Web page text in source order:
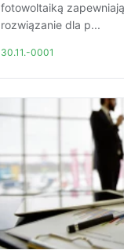
fotowoltaiką
rozwiązanie dla p...
30.11.-0001